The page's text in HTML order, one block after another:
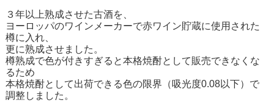
３年以上熟成させた古酒を、
ヨーロッパのワインメーカーで赤ワイン貯蔵に使用された
樽に入れ、
更に熟成させました。
樽熟成で色が付きすぎると本格焼酎として販売できなくな
るため
本格焼酎として出荷できる色の限界（吸光度0.08以下）で
調整しました。